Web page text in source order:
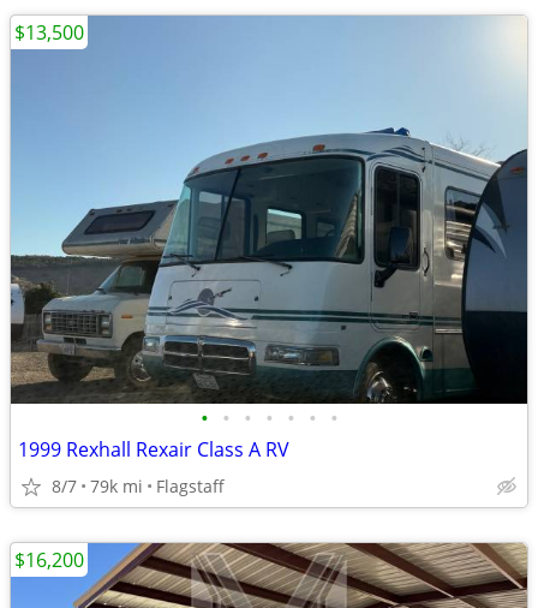
• • • • • • •
1999 Rexhall Rexair Class A RV
8/7 79k mi Flagstaff
$13,500
$16,200